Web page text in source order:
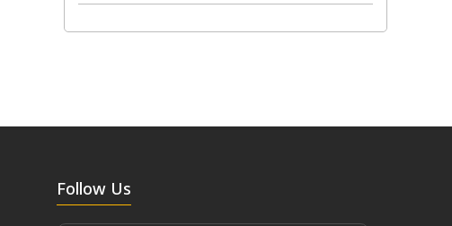
Follow Us